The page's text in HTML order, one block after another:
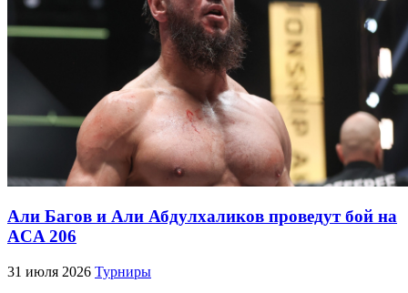
Али Багов и Али Абдулхаликов проведут бой на
ACA 206
31 июля 2026 Турниры